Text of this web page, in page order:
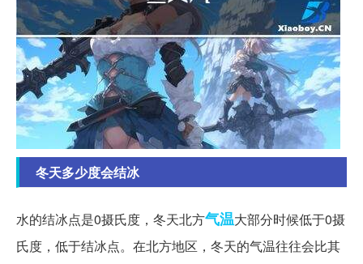
冬天多少度会结冰
水的结冰点是0摄氏度，冬天北方气温大部分时候低于0摄
氏度，低于结冰点。在北方地区，冬天的气温往往会比其